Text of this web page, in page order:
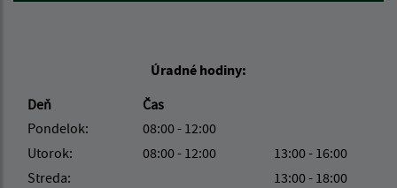
Úradné hodiny:
Deň
Čas
Pondelok:
08:00 - 12:00
Utorok:
08:00 - 12:00
13:00 - 16:00
Streda:
13:00 - 18:00